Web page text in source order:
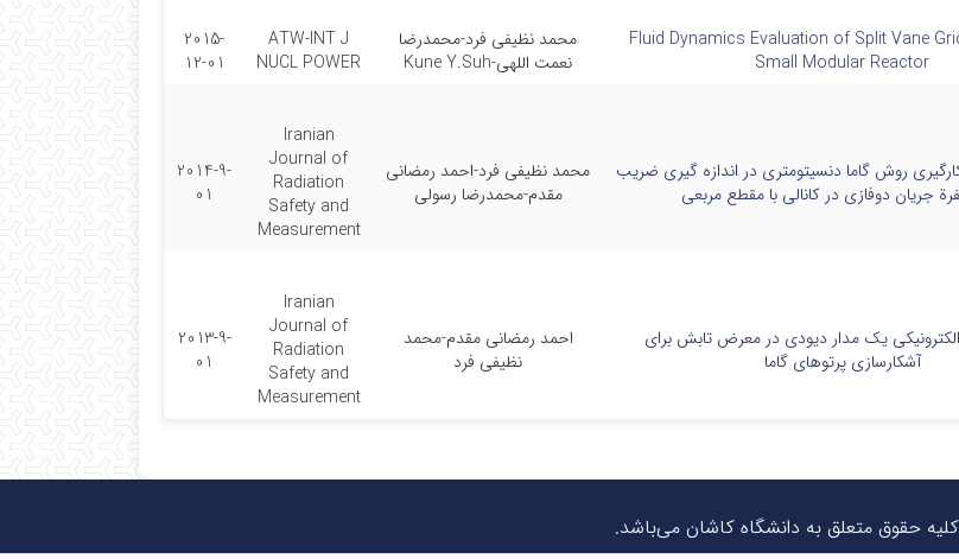
Fluid Dynamics Evaluation of Split Vane
Small Modular Reactor
محمد نظیفی فرد-محمدرضا
نعمت اللهی-Kune Y.Suh
ATW-INT J
NUCL POWER
2015-
12-01
روش گاما دنسیتومتری در اندازه گیری ضریب
جریان دوفازی در کانالی با مقطع مربعی
محمد نظیفی فرد-احمد رمضانی
مقدم-محمدرضا رسولی
Iranian
Journal of
Radiation
Safety and
Measurement
2014-9-
01
الکترونیکی یک مدار دیودی در معرض تابش برای
آشکارسازی پرتوهای گاما
احمد رمضانی مقدم-محمد
نظیفی فرد
Iranian
Journal of
Radiation
Safety and
Measurement
2013-9-
01
حقوق متعلق به دانشگاه کاشان می‌باشد.